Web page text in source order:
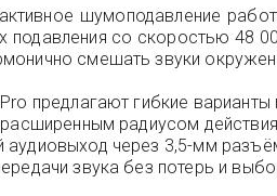
шумоподавление
подавления со скоростью 48
смешать звуки
предлагают гибкие варианты
радиусом
аудиовыход через 3,5-мм
звука без потерь и